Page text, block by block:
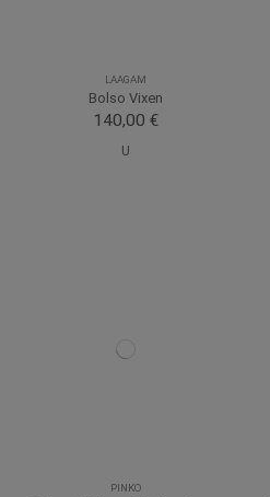
LAAGAM
Bolso Vixen
140,00 €
U
PINKO